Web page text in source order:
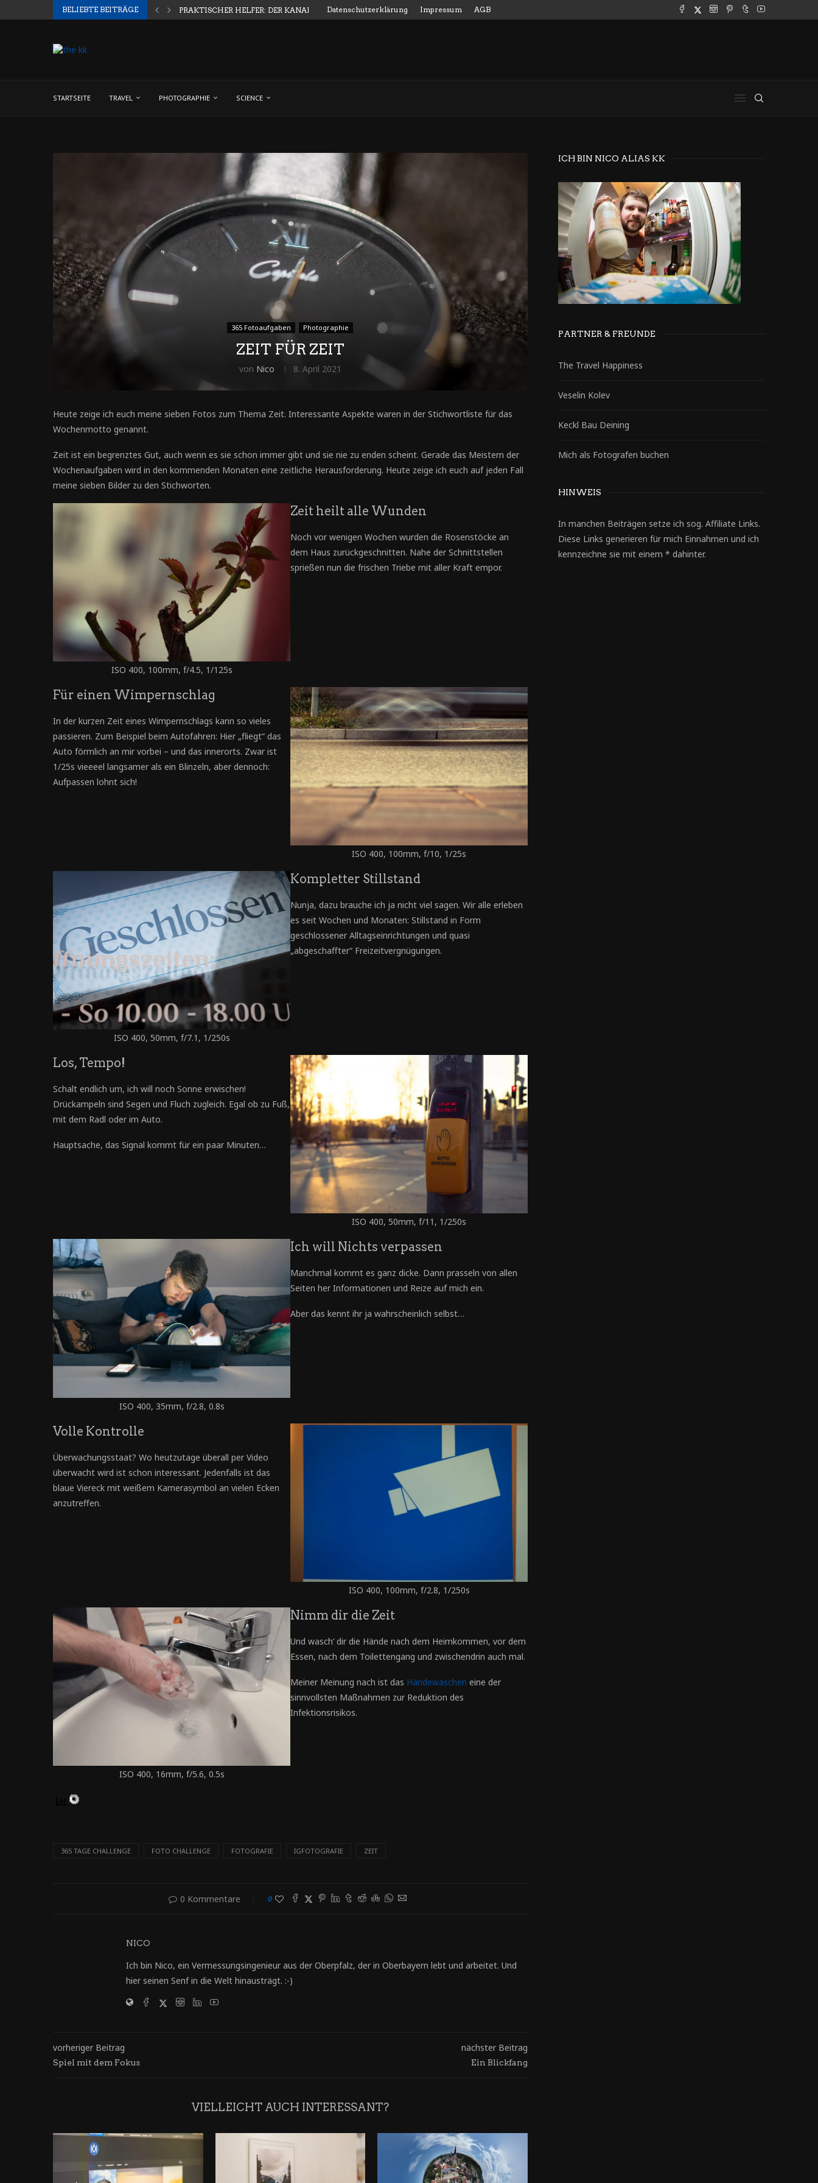
BELIEBTE BEITRÄGE PRAKTISCHER HELFER: DER KANALMESSSTABDatenschutzerklärung Impressum AGB
STARTSEITE TRAVEL PHOTOGRAPHIE SCIENCE
365 Fotoaufgaben Photographie
ZEIT FÜR ZEIT
von Nico 8. April 2021
Heute zeige ich euch meine sieben Fotos zum Thema Zeit. Interessante Aspekte waren in der Stichwortliste für das
Wochenmotto genannt.
Zeit ist ein begrenztes Gut, auch wenn es sie schon immer gibt und sie nie zu enden scheint. Gerade das Meistern der
Wochenaufgaben wird in den kommenden Monaten eine zeitliche Herausforderung. Heute zeige ich euch auf jeden Fall
meine sieben Bilder zu den Stichworten.
ISO 400, 100mm, f/4.5, 1/125s
Zeit heilt alle Wunden
Noch vor wenigen Wochen wurden die Rosenstöcke an
dem Haus zurückgeschnitten. Nahe der Schnittstellen
sprießen nun die frischen Triebe mit aller Kraft empor.
Für einen Wimpernschlag
In der kurzen Zeit eines Wimpernschlags kann so vieles
passieren. Zum Beispiel beim Autofahren: Hier „fliegt“ das
Auto förmlich an mir vorbei – und das innerorts. Zwar ist
1/25s vieeeel langsamer als ein Blinzeln, aber dennoch:
Aufpassen lohnt sich!
ISO 400, 100mm, f/10, 1/25s
ISO 400, 50mm, f/7.1, 1/250s
Kompletter Stillstand
Nunja, dazu brauche ich ja nicht viel sagen. Wir alle erleben
es seit Wochen und Monaten: Stillstand in Form
geschlossener Alltagseinrichtungen und quasi
„abgeschaffter“ Freizeitvergnügungen.
Los, Tempo!
Schalt endlich um, ich will noch Sonne erwischen!
Drückampeln sind Segen und Fluch zugleich. Egal ob zu Fuß,
mit dem Radl oder im Auto.
Hauptsache, das Signal kommt für ein paar Minuten…
ISO 400, 50mm, f/11, 1/250s
ISO 400, 35mm, f/2.8, 0.8s
Ich will Nichts verpassen
Manchmal kommt es ganz dicke. Dann prasseln von allen
Seiten her Informationen und Reize auf mich ein.
Aber das kennt ihr ja wahrscheinlich selbst…
Volle Kontrolle
Überwachungsstaat? Wo heutzutage überall per Video
überwacht wird ist schon interessant. Jedenfalls ist das
blaue Viereck mit weißem Kamerasymbol an vielen Ecken
anzutreffen.
ISO 400, 100mm, f/2.8, 1/250s
ISO 400, 16mm, f/5.6, 0.5s
Nimm dir die Zeit
Und wasch‘ dir die Hände nach dem Heimkommen, vor dem
Essen, nach dem Toilettengang und zwischendrin auch mal.
Meiner Meinung nach ist das Händewaschen eine der
sinnvollsten Maßnahmen zur Reduktion des
Infektionsrisikos.
365 TAGE CHALLENGE FOTO CHALLENGE FOTOGRAFIE IGFOTOGRAFIE ZEIT
0 Kommentare 0
NICO
Ich bin Nico, ein Vermessungsingenieur aus der Oberpfalz, der in Oberbayern lebt und arbeitet. Und
hier seinen Senf in die Welt hinausträgt. :-)
vorheriger Beitrag
Spiel mit dem Fokus
nächster Beitrag
Ein Blickfang
VIELLEICHT AUCH INTERESSANT?
ICH BIN NICO ALIAS KK
PARTNER & FREUNDE
The Travel Happiness
Veselin Kolev
Keckl Bau Deining
Mich als Fotografen buchen
HINWEIS
In manchen Beiträgen setze ich sog. Affiliate Links.
Diese Links generieren für mich Einnahmen und ich
kennzeichne sie mit einem * dahinter.